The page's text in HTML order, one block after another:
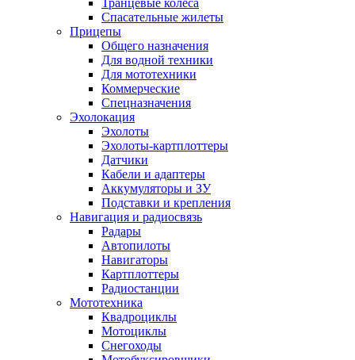
Транцевые колёса
Спасательные жилеты
Прицепы
Общего назначения
Для водной техники
Для мототехники
Коммерческие
Спецназначения
Эхолокация
Эхолоты
Эхолоты-картплоттеры
Датчики
Кабели и адаптеры
Аккумуляторы и ЗУ
Подставки и крепления
Навигация и радиосвязь
Радары
Автопилоты
Навигаторы
Картплоттеры
Радиостанции
Мототехника
Квадроциклы
Мотоциклы
Снегоходы